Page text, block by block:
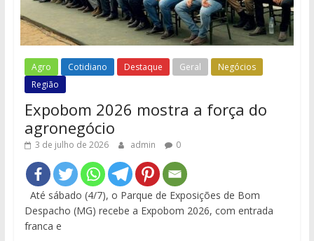
Agro Cotidiano Destaque Geral
Negócios
Região
Expobom 2026 mostra a força do
agronegócio
3 de julho de 2026 admin 0
Até sábado (4/7), o Parque de Exposições de Bom
Despacho (MG) recebe a Expobom 2026, com entrada
franca e